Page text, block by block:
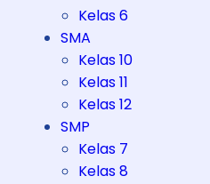
Kelas 6
SMA
Kelas 10
Kelas 11
Kelas 12
SMP
Kelas 7
Kelas 8